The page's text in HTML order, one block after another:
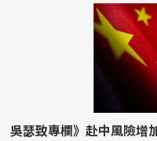
吳瑟致專欄》赴中風險增